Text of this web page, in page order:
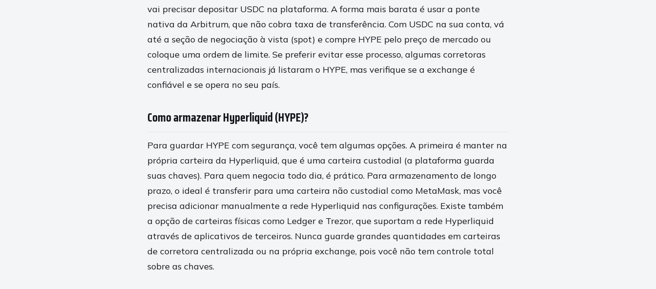
vai precisar depositar USDC na plataforma. A forma mais barata é usar a ponte
nativa da Arbitrum, que não cobra taxa de transferência. Com USDC na sua conta, vá
até a seção de negociação à vista (spot) e compre HYPE pelo preço de mercado ou
coloque uma ordem de limite. Se preferir evitar esse processo, algumas corretoras
centralizadas internacionais já listaram o HYPE, mas verifique se a exchange é
confiável e se opera no seu país.
Como armazenar Hyperliquid (HYPE)?
Para guardar HYPE com segurança, você tem algumas opções. A primeira é manter na
própria carteira da Hyperliquid, que é uma carteira custodial (a plataforma guarda
suas chaves). Para quem negocia todo dia, é prático. Para armazenamento de longo
prazo, o ideal é transferir para uma carteira não custodial como MetaMask, mas você
precisa adicionar manualmente a rede Hyperliquid nas configurações. Existe também
a opção de carteiras físicas como Ledger e Trezor, que suportam a rede Hyperliquid
através de aplicativos de terceiros. Nunca guarde grandes quantidades em carteiras
de corretora centralizada ou na própria exchange, pois você não tem controle total
sobre as chaves.